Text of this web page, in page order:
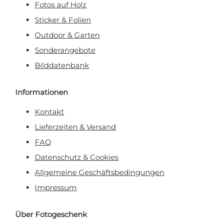
Fotos auf Holz
Sticker & Folien
Outdoor & Garten
Sonderangebote
Bilddatenbank
Informationen
Kontakt
Lieferzeiten & Versand
FAQ
Datenschutz & Cookies
Allgemeine Geschäftsbedingungen
Impressum
Über Fotogeschenk